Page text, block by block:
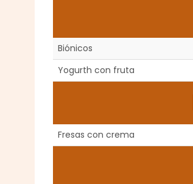
Biónicos
Yogurth con fruta
Fresas con crema